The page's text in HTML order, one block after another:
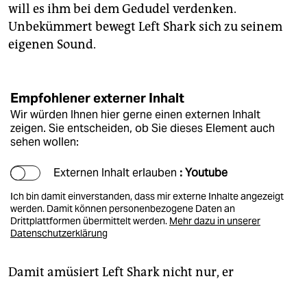
will es ihm bei dem Gedudel verdenken.
Unbekümmert bewegt Left Shark sich zu seinem
eigenen Sound.
Empfohlener externer Inhalt
Wir würden Ihnen hier gerne einen externen Inhalt
zeigen. Sie entscheiden, ob Sie dieses Element auch
sehen wollen:
Externen Inhalt erlauben : Youtube
Ich bin damit einverstanden, dass mir externe Inhalte angezeigt
werden. Damit können personenbezogene Daten an
Drittplattformen übermittelt werden. Mehr dazu in unserer
Datenschutzerklärung
Damit amüsiert Left Shark nicht nur, er